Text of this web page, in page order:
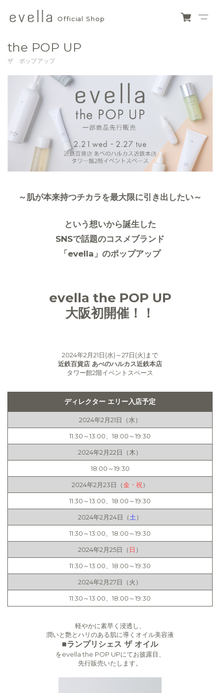
official
shop
Official Shop
the POP UP
ザ ポップアップ
～肌が本来持つチカラを最大限に引き出したい～
という想いから誕生した
SNSで話題のコスメブランド
「evella」のポップアップ
evella the POP UP
大阪初開催！！
2024年2月21日(水)～27日(火)まで
近鉄百貨店 あべのハルカス近鉄本店
タワー館2階イベントスペース
ディレクター エリー入店予定
2024年2月21日（水）
11:30～13:00、18:00～19:30
2024年2月22日（木）
18:00～19:30
2024年2月23日（金・祝）
11:30～13:00、18:00～19:30
2024年2月24日（土 ）
11:30～13:00、18:00～19:30
2024年2月25日（ 日 ）
11:30～13:00、18:00～19:30
2024年2月27日（火）
11:30～13:00、18:00～19:30
軽やかに素早く浸透し、
潤いと艶とハリのある肌に導くオイル美容液
■ランプリシェス ザ オイル
をevella the POP UPにてお披露目、
先行販売いたします。